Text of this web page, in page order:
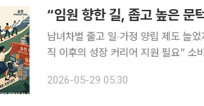
남녀차별 줄고 일‧가정 양립 제도 늘
직 이후의 성장 커리어 지원 필요” 소비재 기업에서 여성 직원들의 존재감은 커졌지만, 임원으로 승
따른 차별은 현저히 줄어든 반면 관리
2026-05-29 05:30